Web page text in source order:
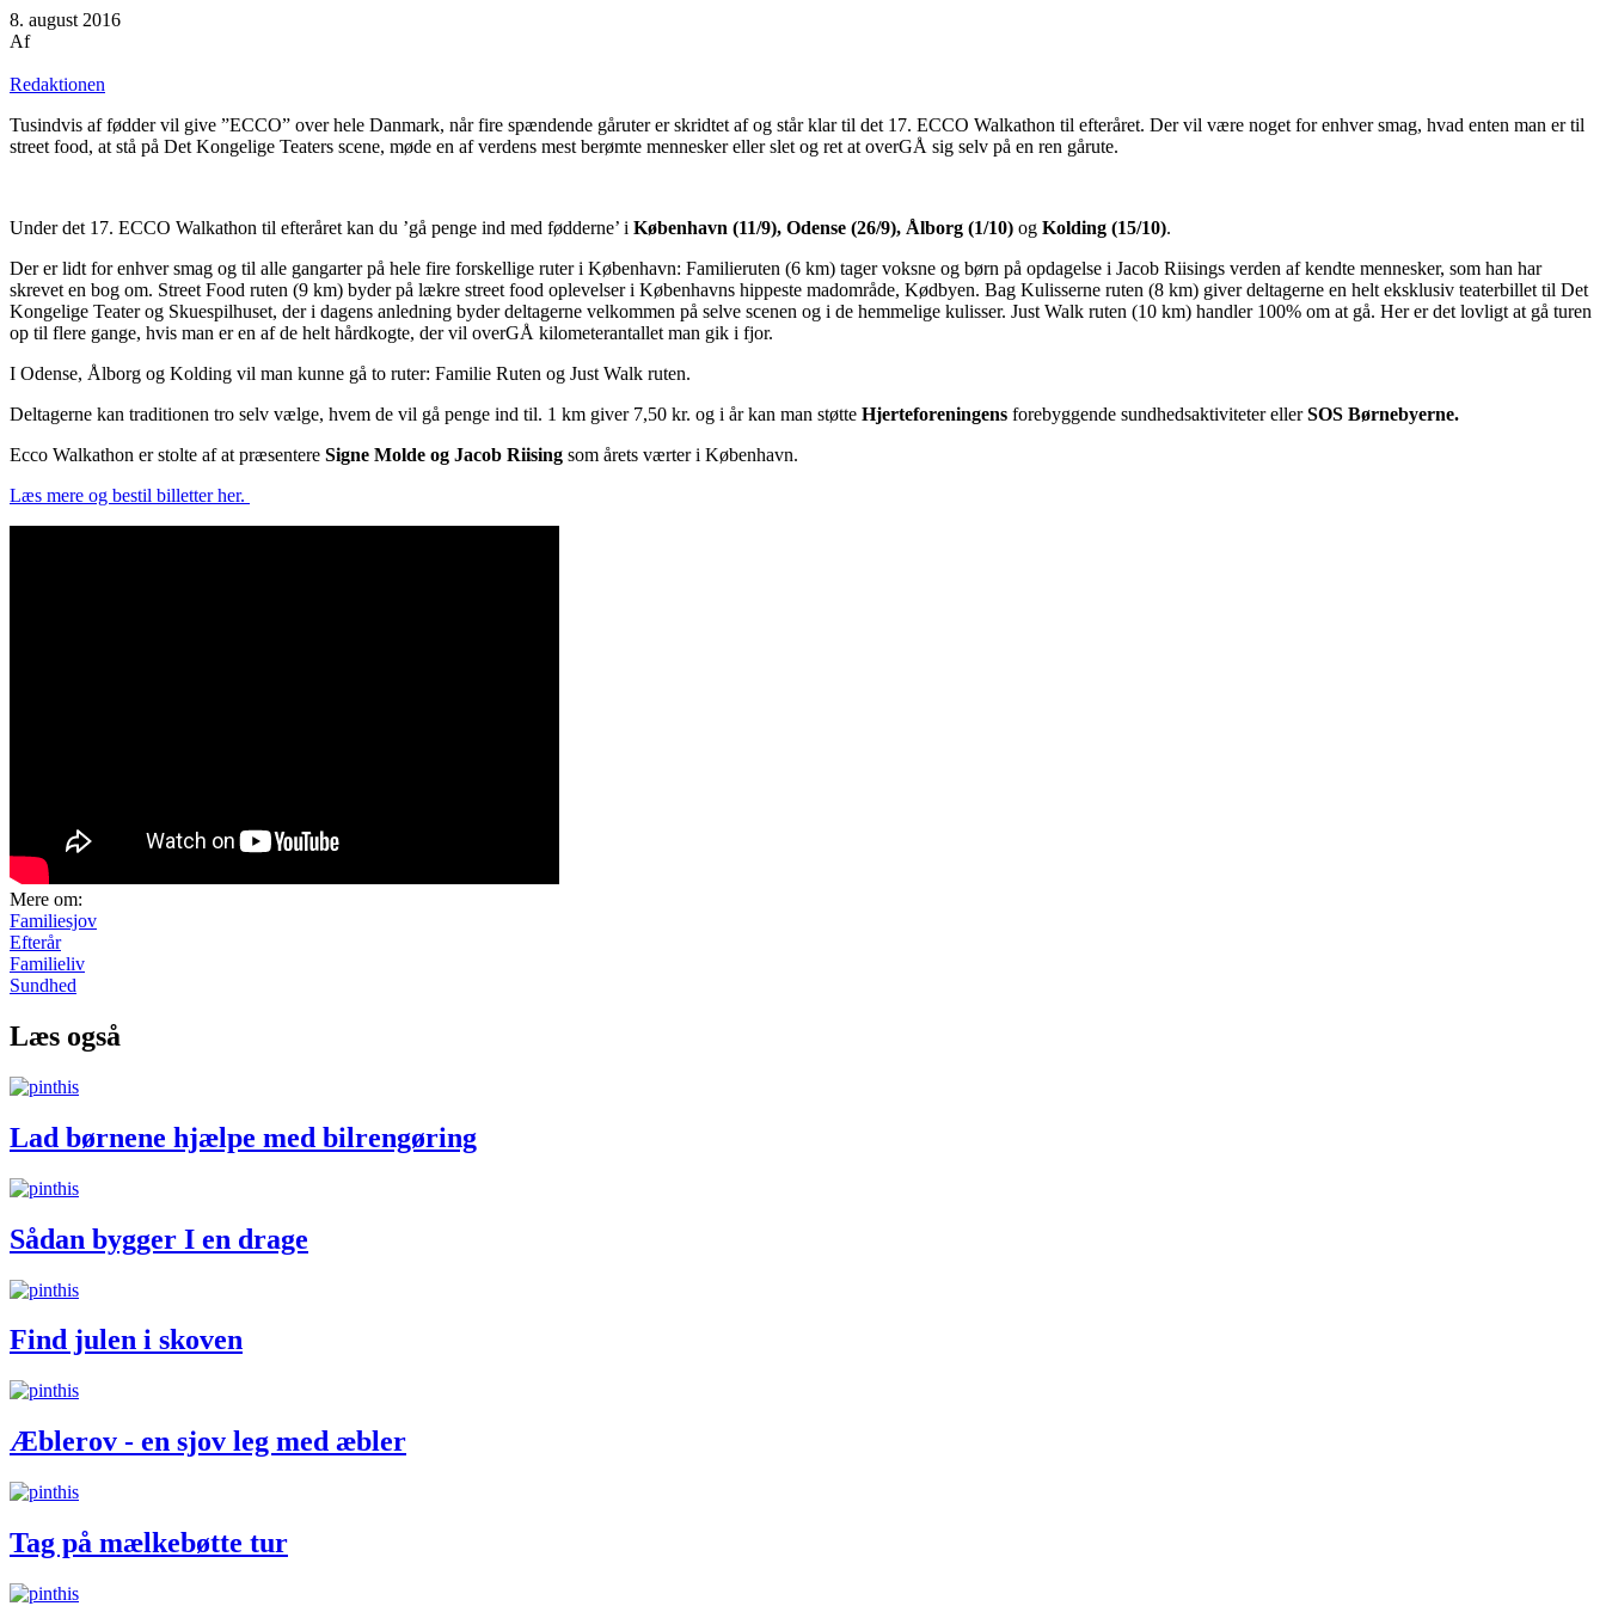
8. august 2016
Af
Redaktionen
Tusindvis af fødder vil give ”ECCO” over hele Danmark, når fire spændende gåruter er skridtet af og står klar til det 17. ECCO Walkathon til efteråret. Der vil være noget for enhver smag, hvad enten man er til
street food, at stå på Det Kongelige Teaters scene, møde en af verdens mest berømte mennesker eller slet og ret at overGÅ sig selv på en ren gårute.
Under det 17. ECCO Walkathon til efteråret kan du ’gå penge ind med fødderne’ i København (11/9), Odense (26/9), Ålborg (1/10) og Kolding (15/10).
Der er lidt for enhver smag og til alle gangarter på hele fire forskellige ruter i København: Familieruten (6 km) tager voksne og børn på opdagelse i Jacob Riisings verden af kendte mennesker, som han har
skrevet en bog om. Street Food ruten (9 km) byder på lækre street food oplevelser i Københavns hippeste madområde, Kødbyen. Bag Kulisserne ruten (8 km) giver deltagerne en helt eksklusiv teaterbillet til Det
Kongelige Teater og Skuespilhuset, der i dagens anledning byder deltagerne velkommen på selve scenen og i de hemmelige kulisser. Just Walk ruten (10 km) handler 100% om at gå. Her er det lovligt at gå turen
op til flere gange, hvis man er en af de helt hårdkogte, der vil overGÅ kilometerantallet man gik i fjor.
I Odense, Ålborg og Kolding vil man kunne gå to ruter: Familie Ruten og Just Walk ruten.
Deltagerne kan traditionen tro selv vælge, hvem de vil gå penge ind til. 1 km giver 7,50 kr. og i år kan man støtte Hjerteforeningens forebyggende sundhedsaktiviteter ellerSOS Børnebyerne.
Ecco Walkathon er stolte af at præsentere Signe Molde og Jacob Riising som årets værter i København.
Læs mere og bestil billetter her.
Mere om:
Familiesjov
Efterår
Familieliv
Sundhed
Læs også
Lad børnene hjælpe med bilrengøring
Sådan bygger I en drage
Find julen i skoven
Æblerov - en sjov leg med æbler
Tag på mælkebøtte tur